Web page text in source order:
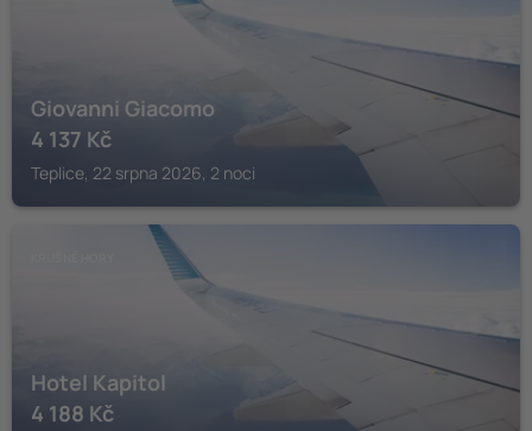
Giovanni Giacomo
4 137 Kč
Teplice, 22 srpna 2026, 2 noci
Hotel Kapitol
4 188 Kč